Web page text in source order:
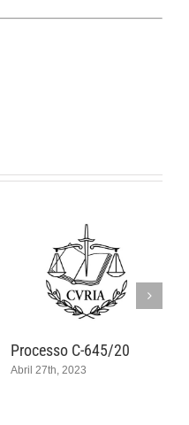
Processo C-645/20
Abril 27th, 2023